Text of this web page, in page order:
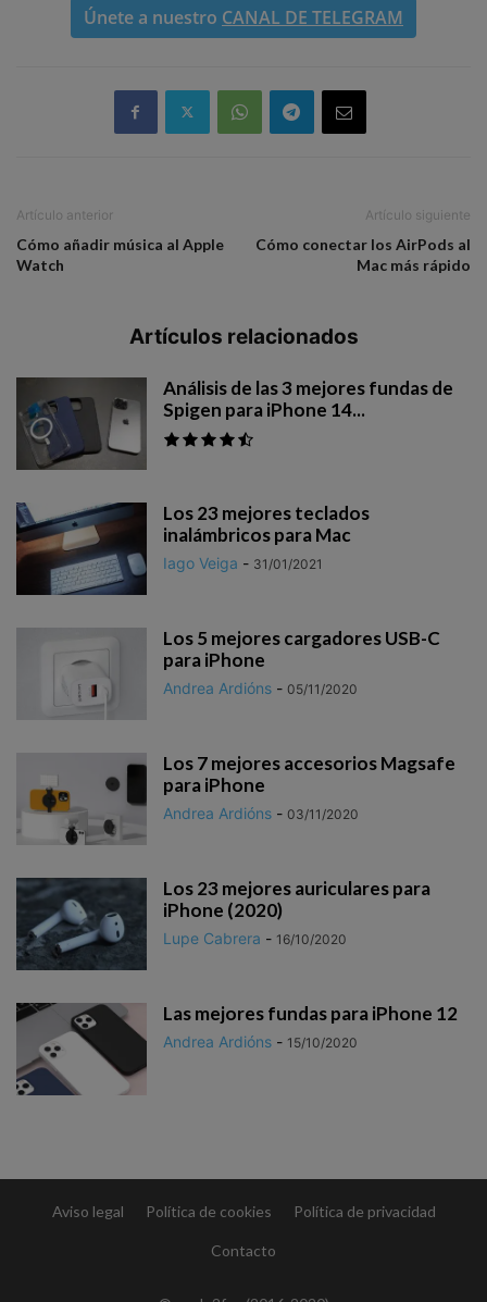
Únete a nuestro CANAL DE TELEGRAM
Artículo anterior
Cómo añadir música al Apple
Watch
Artículo siguiente
Cómo conectar los AirPods al
Mac más rápido
Artículos relacionados
Análisis de las 3 mejores fundas de
Spigen para iPhone 14...
Los 23 mejores teclados
inalámbricos para Mac
Iago Veiga - 31/01/2021
Los 5 mejores cargadores USB-C
para iPhone
Andrea Ardións - 05/11/2020
Los 7 mejores accesorios Magsafe
para iPhone
Andrea Ardións - 03/11/2020
Los 23 mejores auriculares para
iPhone (2020)
Lupe Cabrera - 16/10/2020
Las mejores fundas para iPhone 12
Andrea Ardións - 15/10/2020
Aviso legal Política de cookies Política de privacidad
Contacto